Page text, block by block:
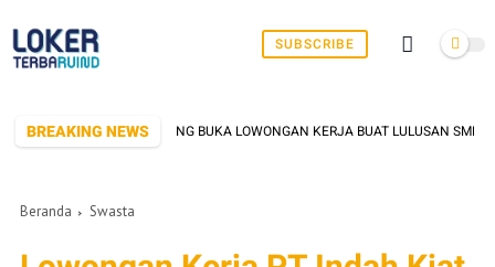
SUBSCRIBE
BREAKING NEWS
DI SERANG YANG SERING BUKA LOWONGAN KERJA BUAT LULUSAN SMK/SMA
Beranda Swasta